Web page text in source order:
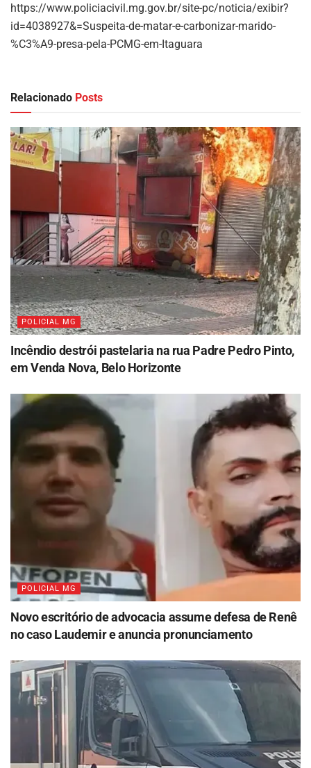
https://www.policiacivil.mg.gov.br/site-pc/noticia/exibir?
id=4038927&=Suspeita-de-matar-e-carbonizar-marido-
%C3%A9-presa-pela-PCMG-em-Itaguara
Relacionado Posts
POLICIAL MG
Incêndio destrói pastelaria na rua Padre Pedro Pinto,
em Venda Nova, Belo Horizonte
POLICIAL MG
Novo escritório de advocacia assume defesa de Renê
no caso Laudemir e anuncia pronunciamento